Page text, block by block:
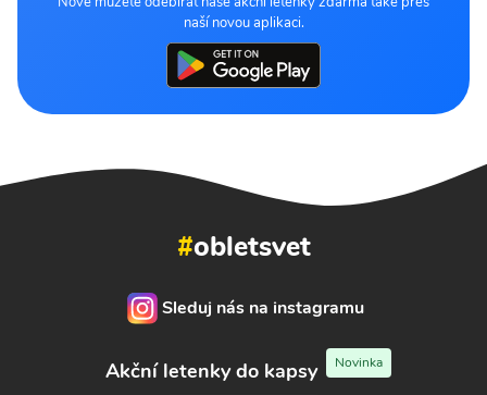
naší novou aplikaci.
#obletsvet
Sleduj nás na instagramu
Akční letenky do kapsy Novinka